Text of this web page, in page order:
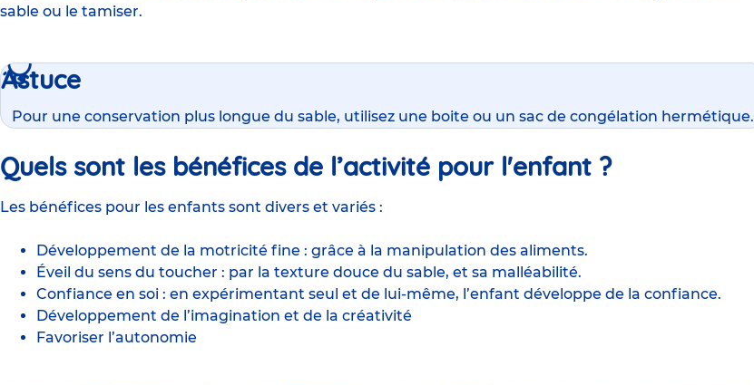
sable ou le tamiser.
Astuce
Pour une conservation plus longue du sable, utilisez une boite ou un sac de congélation hermétique.
Quels sont les bénéfices de l’activité pour l'enfant ?
Les bénéfices pour les enfants sont divers et variés :
Développement de la motricité fine : grâce à la manipulation des aliments.
Éveil du sens du toucher : par la texture douce du sable, et sa malléabilité.
Confiance en soi : en expérimentant seul et de lui-même, l’enfant développe de la confiance.
Développement de l’imagination et de la créativité
Favoriser l’autonomie